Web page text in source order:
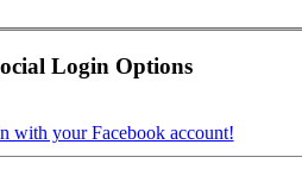
Login Options